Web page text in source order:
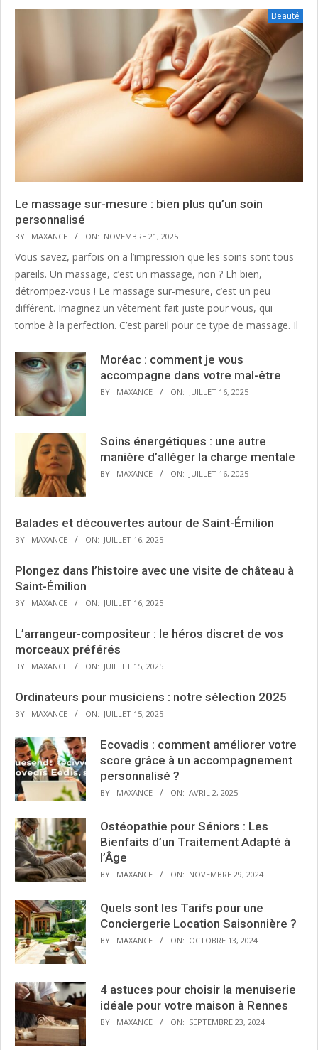
Beauté
Le massage sur-mesure : bien plus qu’un soin
personnalisé
BY: MAXANCE ON: NOVEMBRE 21, 2025
Vous savez, parfois on a l’impression que les soins sont tous
pareils. Un massage, c’est un massage, non ? Eh bien,
détrompez-vous ! Le massage sur-mesure, c’est un peu
différent. Imaginez un vêtement fait juste pour vous, qui
tombe à la perfection. C’est pareil pour ce type de massage. Il
Moréac : comment je vous
accompagne dans votre mal-être
BY: MAXANCE ON: JUILLET 16, 2025
Soins énergétiques : une autre
manière d’alléger la charge mentale
BY: MAXANCE ON: JUILLET 16, 2025
Balades et découvertes autour de Saint-Émilion
BY: MAXANCE ON: JUILLET 16, 2025
Plongez dans l’histoire avec une visite de château à
Saint-Émilion
BY: MAXANCE ON: JUILLET 16, 2025
L’arrangeur-compositeur : le héros discret de vos
morceaux préférés
BY: MAXANCE ON: JUILLET 15, 2025
Ordinateurs pour musiciens : notre sélection 2025
BY: MAXANCE ON: JUILLET 15, 2025
Ecovadis : comment améliorer votre
score grâce à un accompagnement
personnalisé ?
BY: MAXANCE ON: AVRIL 2, 2025
Ostéopathie pour Séniors : Les
Bienfaits d’un Traitement Adapté à
l’Âge
BY: MAXANCE ON: NOVEMBRE 29, 2024
Quels sont les Tarifs pour une
Conciergerie Location Saisonnière ?
BY: MAXANCE ON: OCTOBRE 13, 2024
4 astuces pour choisir la menuiserie
idéale pour votre maison à Rennes
BY: MAXANCE ON: SEPTEMBRE 23, 2024